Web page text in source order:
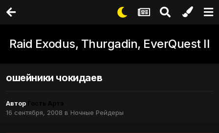
Raid Exodus, Thurgadin, EverQuest II
ошейники чокидаев
Автор
16 сентября, 2008 в Ночные Рейдеры